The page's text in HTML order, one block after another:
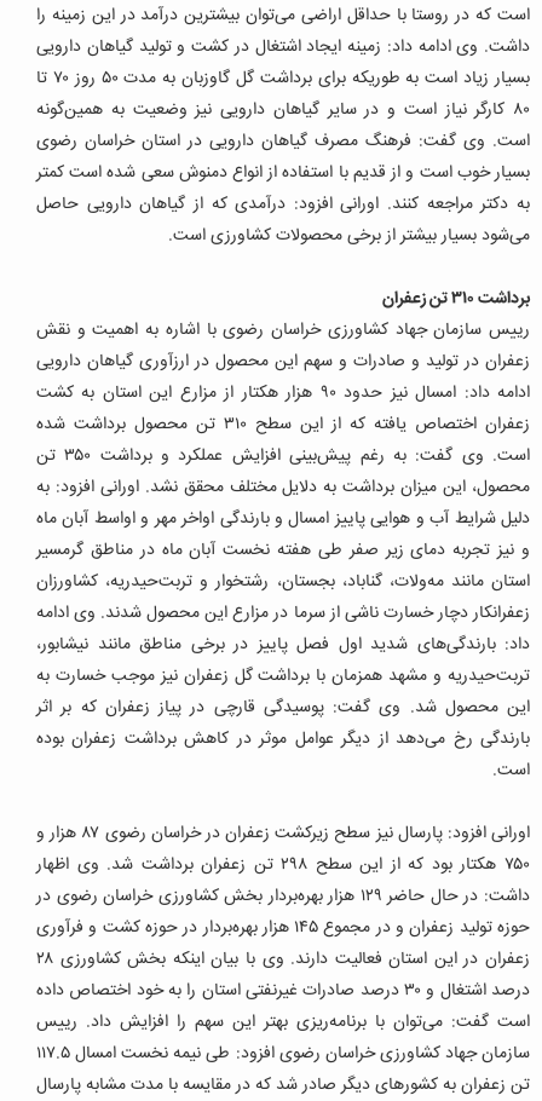
است که در روستا با حداقل اراضی می‌توان بیشترین درآمد در این زمینه را
داشت. وی ادامه داد: زمینه ایجاد اشتغال در کشت و تولید گیاهان دارویی
بسیار زیاد است به طوریکه برای برداشت گل گاوزبان به مدت ۵۰ روز ۷۰ تا
۸۰ کارگر نیاز است و در سایر گیاهان دارویی نیز وضعیت به همین‌گونه
است. وی گفت: فرهنگ مصرف گیاهان دارویی در استان خراسان رضوی
بسیار خوب است و از قدیم با استفاده از انواع دمنوش سعی شده است کمتر
به دکتر مراجعه کنند. اورانی افزود: درآمدی که از گیاهان دارویی حاصل
می‌شود بسیار بیشتر از برخی محصولات کشاورزی‌ است.
برداشت ۳۱۰ تن زعفران
رییس سازمان جهاد کشاورزی خراسان رضوی با اشاره به اهمیت و نقش
زعفران در تولید و صادرات و سهم این محصول در ارزآوری گیاهان دارویی
ادامه داد: امسال نیز حدود ۹۰ هزار هکتار از مزارع این استان به کشت
زعفران اختصاص یافته که از این سطح ۳۱۰ تن محصول برداشت شده
است. وی گفت: به رغم پیش‌بینی افزایش عملکرد و برداشت ۳۵۰ تن
محصول، این میزان برداشت به دلایل مختلف محقق نشد. اورانی افزود: به
دلیل شرایط آب و هوایی پاییز امسال و بارندگی اواخر مهر و اواسط آبان ماه
و نیز تجربه دمای زیر صفر طی هفته نخست آبان ماه در مناطق گرمسیر
استان مانند مه‌ولات، گناباد، بجستان، رشتخوار و تربت‌حیدریه، کشاورزان
زعفرانکار دچار خسارت ناشی از سرما در مزارع این محصول شدند. وی ادامه
داد: بارندگی‌های شدید اول فصل پاییز در برخی مناطق مانند نیشابور،
تربت‌حیدریه و مشهد همزمان با برداشت گل زعفران نیز موجب خسارت به
این محصول شد. وی گفت: پوسیدگی قارچی در پیاز زعفران که بر اثر
بارندگی رخ می‌دهد از دیگر عوامل موثر در کاهش برداشت زعفران بوده
است.
اورانی افزود: پارسال نیز سطح زیرکشت زعفران در خراسان رضوی ۸۷ هزار و
۷۵۰ هکتار بود که از این سطح ۲۹۸ تن زعفران برداشت شد. وی اظهار
داشت: در حال حاضر ۱۲۹ هزار بهره‌بردار بخش کشاورزی خراسان رضوی در
حوزه تولید زعفران و در مجموع ۱۴۵ هزار بهره‌بردار در حوزه کشت و فرآوری
زعفران در این استان فعالیت دارند. وی با بیان اینکه بخش کشاورزی ۲۸
درصد اشتغال و ۳۰ درصد صادرات غیرنفتی استان را به خود اختصاص داده
است گفت: می‌توان با برنامه‌ریزی بهتر این سهم را افزایش داد. رییس
سازمان جهاد کشاورزی خراسان رضوی افزود: طی نیمه نخست امسال ۱۱۷.۵
تن زعفران به کشورهای دیگر صادر شد که در مقایسه با مدت مشابه پارسال